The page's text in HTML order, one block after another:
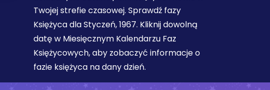
Twojej strefie czasowej. Sprawdź fazy
Księżyca dla Styczeń, 1967. Kliknij dowolną
datę w Miesięcznym Kalendarzu Faz
Księżycowych, aby zobaczyć informacje o
fazie księżyca na dany dzień.